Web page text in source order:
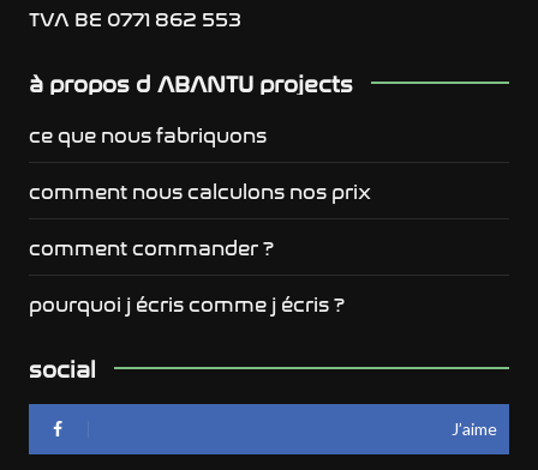
TVA BE 0771 862 553
à propos d ABANTU projects
ce que nous fabriquons
comment nous calculons nos prix
comment commander ?
pourquoi j écris comme j écris ?
social
J’aime